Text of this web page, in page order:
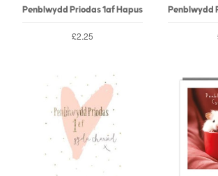
Penblwydd Priodas 1af Hapus
£2.25
Penblwydd